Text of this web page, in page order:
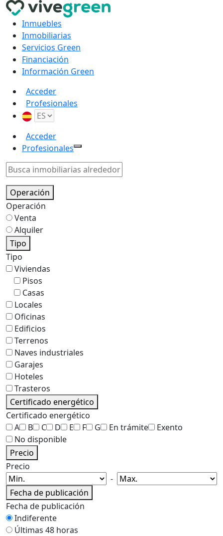
Inmuebles
Inmobiliarias
Servicios Green
Financiación
Información Green
Acceder
Profesionales
Acceder
Profesionales
Operación
Operación
Venta
Alquiler
Tipo
Tipo
Viviendas
Pisos
Casas
Locales
Oficinas
Edificios
Terrenos
Naves industriales
Garajes
Hoteles
Trasteros
Certificado energético
Certificado energético
A
B C D E F G En trámite
Exento
No disponible
Precio
Precio
-
Fecha de publicación
Fecha de publicación
Indiferente
Últimas 48 horas